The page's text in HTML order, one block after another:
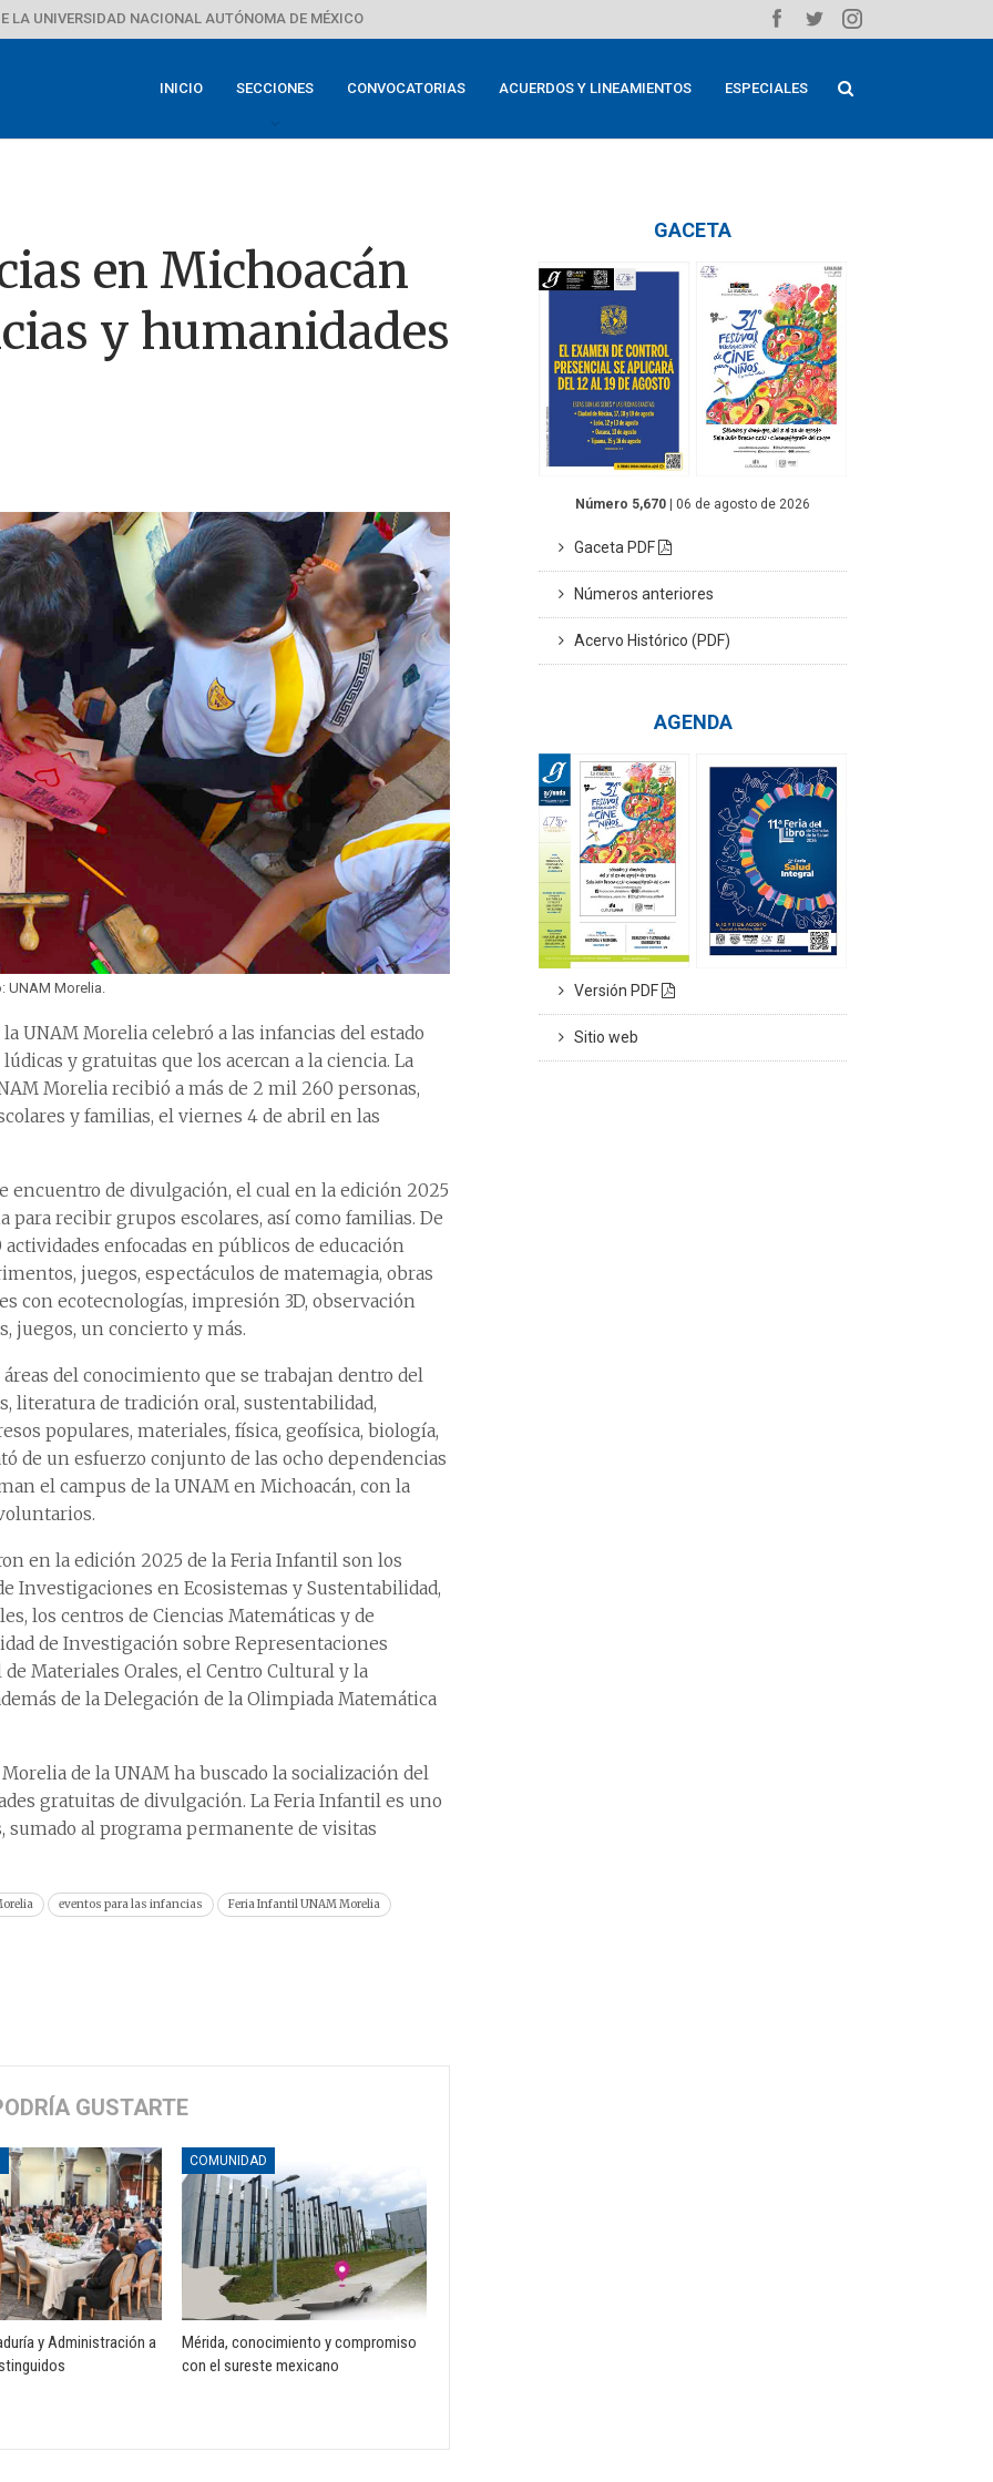
LA UNIVERSIDAD NACIONAL AUTÓNOMA DE MÉXICO
INICIO SECCIONES CONVOCATORIAS ACUERDOS Y LINEAMIENTOS ESPECIALES
en Michoacán
y humanidades
UNAM Morelia.
la UNAM Morelia celebró a las infancias del estado
y gratuitas que los acercan a la ciencia. La
Morelia recibió a más de 2 mil 260 personas,
y familias, el viernes 4 de abril en las
encuentro de divulgación, el cual en la edición 2025
recibir grupos escolares, así como familias. De
enfocadas en públicos de educación
juegos, espectáculos de matemagia, obras
con ecotecnologías, impresión 3D, observación
juegos, un concierto y más.
del conocimiento que se trabajan dentro del
literatura de tradición oral, sustentabilidad,
populares, materiales, física, geofísica, biología,
de un esfuerzo conjunto de las ocho dependencias
el campus de la UNAM en Michoacán, con la
en la edición 2025 de la Feria Infantil son los
Investigaciones en Ecosistemas y Sustentabilidad,
los centros de Ciencias Matemáticas y de
de Investigación sobre Representaciones
Materiales Orales, el Centro Cultural y la
de la Delegación de la Olimpiada Matemática
de la UNAM ha buscado la socialización del
gratuitas de divulgación. La Feria Infantil es uno
sumado al programa permanente de visitas
eventos para las infancias Feria Infantil UNAM Morelia
GUSTARTE
y Administración a
COMUNIDAD
Mérida, conocimiento y compromiso
con el sureste mexicano
GACETA
Número 5,670 | 06 de agosto de 2026
Gaceta PDF
Números anteriores
Acervo Histórico (PDF)
AGENDA
Versión PDF
Sitio web